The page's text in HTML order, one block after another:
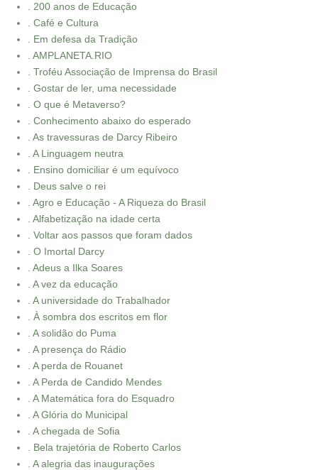
. 200 anos de Educação
. Café e Cultura
. Em defesa da Tradição
. AMPLANETA.RIO
. Troféu Associação de Imprensa do Brasil
. Gostar de ler, uma necessidade
. O que é Metaverso?
. Conhecimento abaixo do esperado
. As travessuras de Darcy Ribeiro
. A Linguagem neutra
. Ensino domiciliar é um equívoco
. Deus salve o rei
. Agro e Educação - A Riqueza do Brasil
. Alfabetização na idade certa
. Voltar aos passos que foram dados
. O Imortal Darcy
. Adeus a Ilka Soares
. A vez da educação
. A universidade do Trabalhador
. À sombra dos escritos em flor
. A solidão do Puma
. A presença do Rádio
. A perda de Rouanet
. A Perda de Candido Mendes
. A Matemática fora do Esquadro
. A Glória do Municipal
. A chegada de Sofia
. Bela trajetória de Roberto Carlos
. A alegria das inaugurações